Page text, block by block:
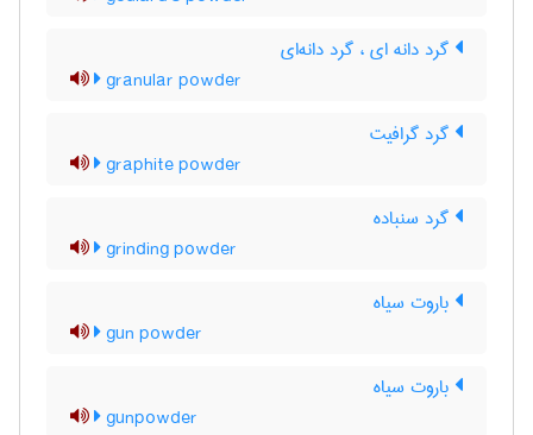
گرد دانه ای ، گرد دانه‌ای
granular powder
گرد گرافیت
graphite powder
گرد سنباده
grinding powder
باروت سیاه
gun powder
باروت سیاه
gunpowder